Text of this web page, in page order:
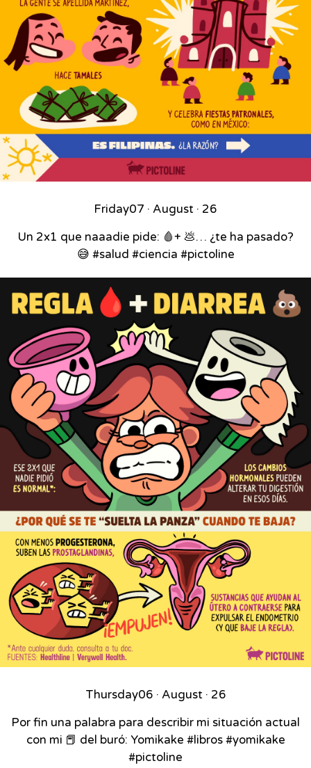
Friday07 · August · 26
Un 2x1 que naaadie pide: 🩸+ 💩… ¿te ha pasado?
😅 #salud #ciencia #pictoline
Thursday06 · August · 26
Por fin una palabra para describir mi situación actual
con mi 📕 del buró: Yomikake #libros #yomikake
#pictoline